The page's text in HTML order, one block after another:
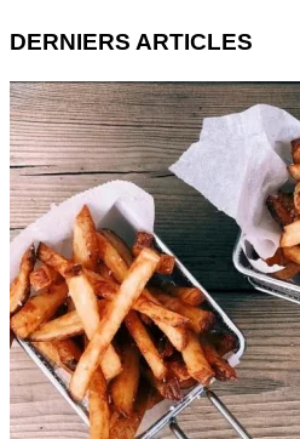
DERNIERS ARTICLES